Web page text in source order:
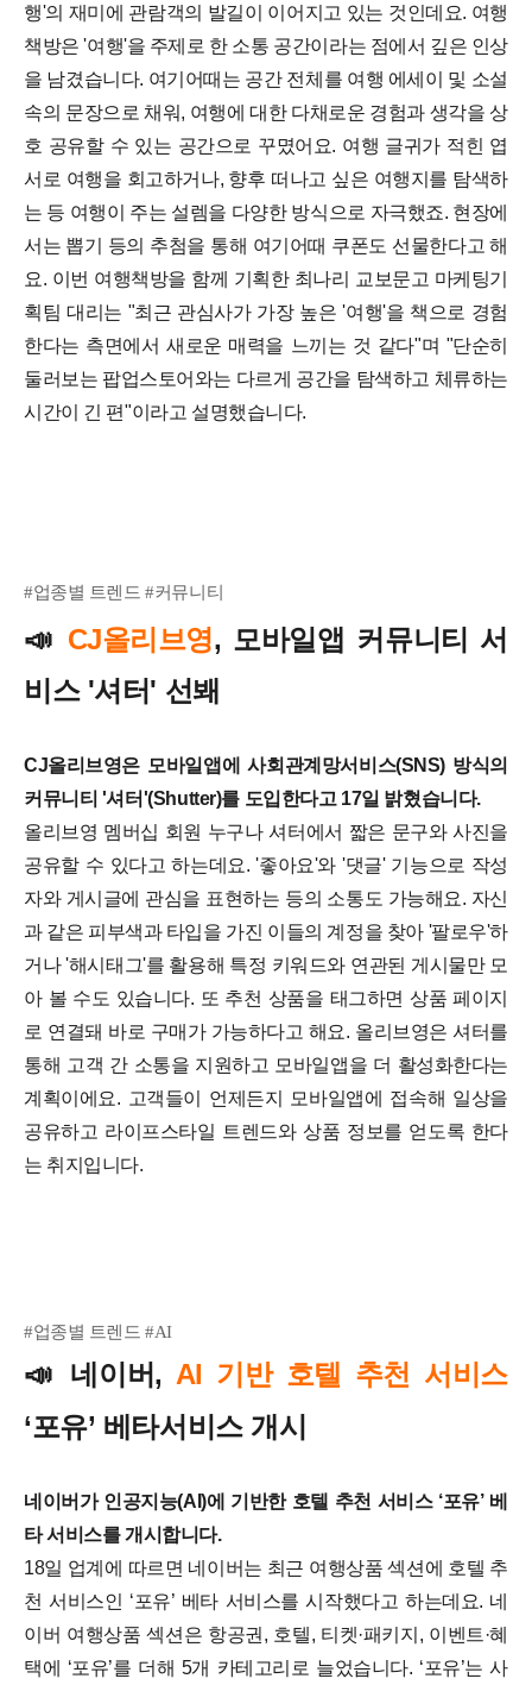
행'의 재미에 관람객의 발길이 이어지고 있는 것인데요. 여행
책방은 '여행'을 주제로 한 소통 공간이라는 점에서 깊은 인상
을 남겼습니다. 여기어때는 공간 전체를 여행 에세이 및 소설
속의 문장으로 채워, 여행에 대한 다채로운 경험과 생각을 상
호 공유할 수 있는 공간으로 꾸몄어요. 여행 글귀가 적힌 엽
서로 여행을 회고하거나, 향후 떠나고 싶은 여행지를 탐색하
는 등 여행이 주는 설렘을 다양한 방식으로 자극했죠. 현장에
서는 뽑기 등의 추첨을 통해 여기어때 쿠폰도 선물한다고 해
요. 이번 여행책방을 함께 기획한 최나리 교보문고 마케팅기
획팀 대리는 "최근 관심사가 가장 높은 '여행'을 책으로 경험
한다는 측면에서 새로운 매력을 느끼는 것 같다"며 "단순히
둘러보는 팝업스토어와는 다르게 공간을 탐색하고 체류하는
시간이 긴 편"이라고 설명했습니다.
#업종별 트렌드 #커뮤니티
📣 CJ올리브영, 모바일앱 커뮤니티 서
비스 '셔터' 선봬
CJ올리브영은 모바일앱에 사회관계망서비스(SNS) 방식의
커뮤니티 '셔터'(Shutter)를 도입한다고 17일 밝혔습니다.
올리브영 멤버십 회원 누구나 셔터에서 짧은 문구와 사진을
공유할 수 있다고 하는데요.'좋아요'와 '댓글' 기능으로 작성
자와 게시글에 관심을 표현하는 등의 소통도 가능해요. 자신
과 같은 피부색과 타입을 가진 이들의 계정을 찾아 '팔로우'하
거나 '해시태그'를 활용해 특정 키워드와 연관된 게시물만 모
아 볼 수도 있습니다. 또 추천 상품을 태그하면 상품 페이지
로 연결돼 바로 구매가 가능하다고 해요. 올리브영은 셔터를
통해 고객 간 소통을 지원하고 모바일앱을 더 활성화한다는
계획이에요. 고객들이 언제든지 모바일앱에 접속해 일상을
공유하고 라이프스타일 트렌드와 상품 정보를 얻도록 한다
는 취지입니다.
#업종별 트렌드 #AI
📣 네이버, AI 기반 호텔 추천 서비스
‘포유’ 베타서비스 개시
네이버가 인공지능(AI)에 기반한 호텔 추천 서비스 ‘포유’ 베
타 서비스를 개시합니다.
18일 업계에 따르면 네이버는 최근 여행상품 섹션에 호텔 추
천 서비스인 ‘포유’ 베타 서비스를 시작했다고 하는데요. 네
이버 여행상품 섹션은 항공권, 호텔, 티켓·패키지, 이벤트·혜
택에 ‘포유’를 더해 5개 카테고리로 늘었습니다. ‘포유’는 사